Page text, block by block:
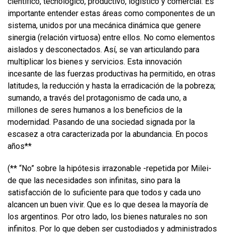
importante entender estas áreas como componentes de un
sistema, unidos por una mecánica dinámica que genere
sinergia (relación virtuosa) entre ellos. No como elementos
aislados y desconectados. Así, se van articulando para
multiplicar los bienes y servicios. Esta innovación
incesante de las fuerzas productivas ha permitido, en otras
latitudes, la reducción y hasta la erradicación de la pobreza;
sumando, a través del protagonismo de cada uno, a
millones de seres humanos a los beneficios de la
modernidad. Pasando de una sociedad signada por la
escasez a otra caracterizada por la abundancia. En pocos
años**
(** “No” sobre la hipótesis irrazonable -repetida por Milei-
de que las necesidades son infinitas, sino para la
satisfacción de lo suficiente para que todos y cada uno
alcancen un buen vivir. Que es lo que desea la mayoría de
los argentinos. Por otro lado, los bienes naturales no son
infinitos. Por lo que deben ser custodiados y administrados